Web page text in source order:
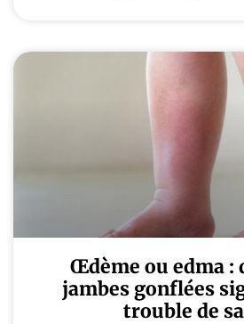
Œdème ou edma :
jambes gonflées
trouble de